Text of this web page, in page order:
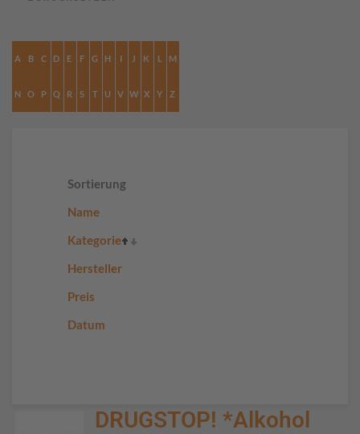
A B C D E F G H I J K L M
N O P Q R S T U V W X Y Z
Sortierung
Name
Kategorie
Hersteller
Preis
Datum
DRUGSTOP! *Alkohol